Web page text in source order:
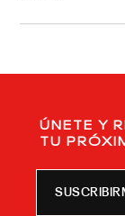
ÚNETE Y
TU